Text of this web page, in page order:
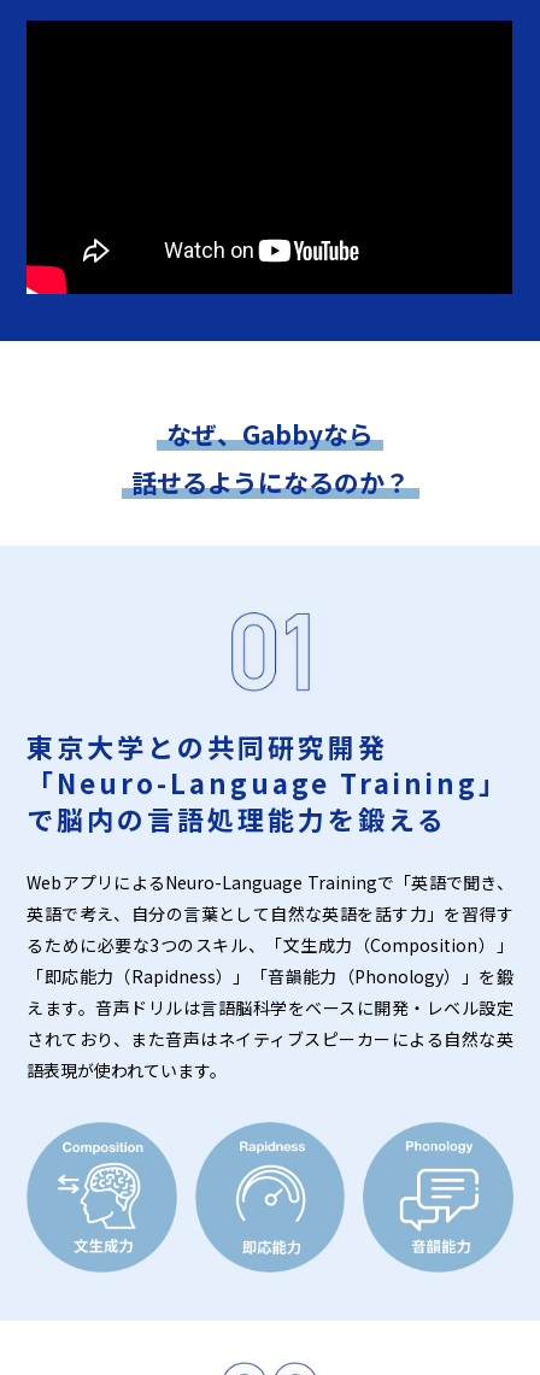
なぜ、Gabbyなら
話せるようになるのか？
東京大学との共同研究開発
「Neuro-Language Training」
で脳内の言語処理能力を鍛える
WebアプリによるNeuro-Language Trainingで「英語で聞き、
英語で考え、自分の言葉として自然な英語を話す力」を習得す
るために必要な3つのスキル、「文生成力（Composition）」
「即応能力（Rapidness）」「音韻能力（Phonology）」を鍛
えます。音声ドリルは言語脳科学をベースに開発・レベル設定
されており、また音声はネイティブスピーカーによる自然な英
語表現が使われています。